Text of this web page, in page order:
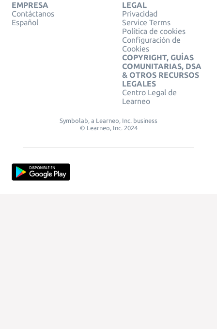
EMPRESA
Contáctanos
Español
LEGAL
Privacidad
Service Terms
Política de cookies
Configuración de
Cookies
COPYRIGHT, GUÍAS
COMUNITARIAS, DSA
& OTROS RECURSOS
LEGALES
Centro Legal de
Learneo
Symbolab, a Learneo, Inc. business
© Learneo, Inc. 2024